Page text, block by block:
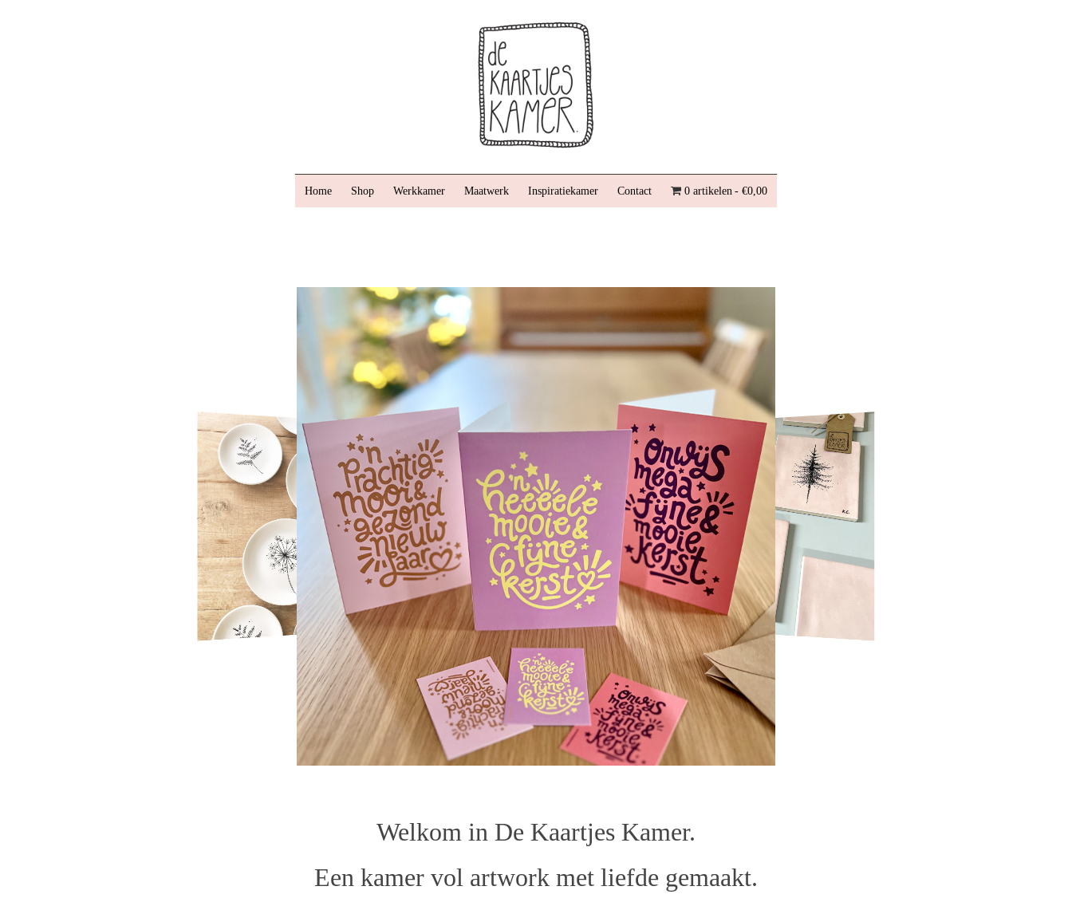
Home Shop Werkkamer Maatwerk Inspiratiekamer Contact 0 artikelen €0,00
Welkom in De Kaartjes Kamer.
Een kamer vol artwork met liefde gemaakt.